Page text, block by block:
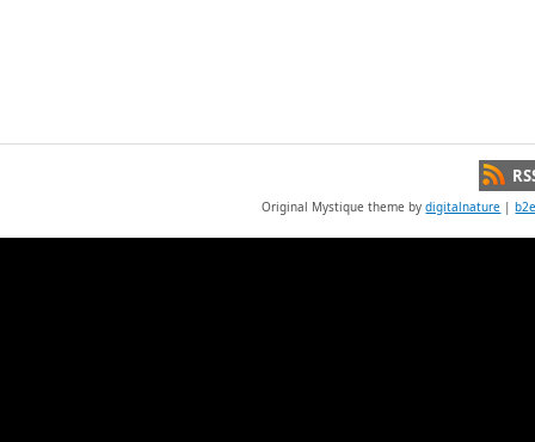
Original Mystique theme bydigitalnature |